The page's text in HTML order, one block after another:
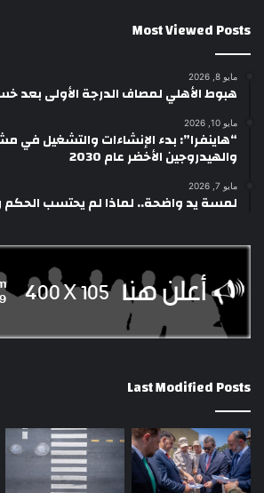
Most Viewed Posts
مايو 8, 2026
هبوط الأهلي لمصاف الدرجة الأولى بعد
مايو 10, 2026
“هاينفرا”: بدء الإنشاءات والتشغيل في
والهيدروجين الأخضر عام 2030
مايو 7, 2026
لمسة يد واضحة.. لماذا لم يحتسب الحكم
Last Modified Posts